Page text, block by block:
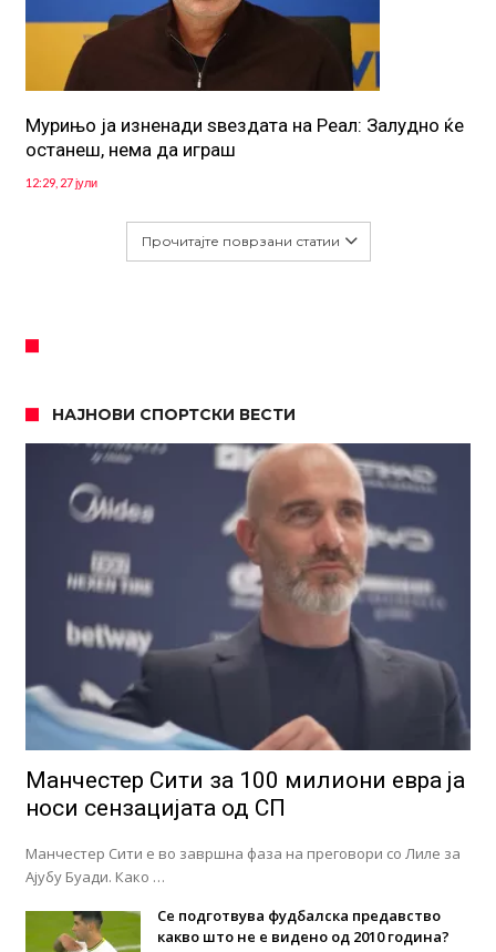
Мурињо ја изненади ѕвездата на Реал: Залудно ќе
останеш, нема да играш
12:29, 27 јули
Прочитајте поврзани статии
НАЈНОВИ СПОРТСКИ ВЕСТИ
Манчестер Сити за 100 милиони евра ја
носи сензацијата од СП
Манчестер Сити е во завршна фаза на преговори со Лиле за
Ајубу Буади. Како …
Се подготвува фудбалска предавство
какво што не е видено од 2010 година?